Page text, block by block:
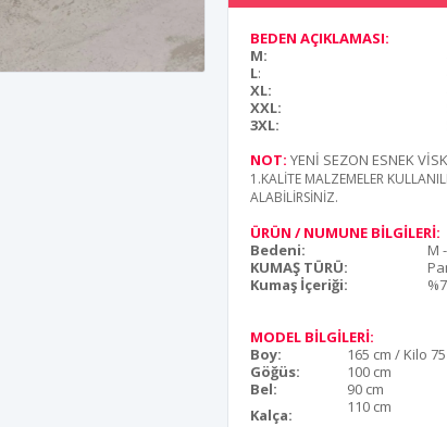
BEDEN AÇIKLAMASI:
M:
L:
XL:
XXL:
3XL:
NOT: YENİ SEZON ESNEK
1.KALİTE MALZEMELER
ALABİLİRSİNİZ.
ÜRÜN / NUMUNE BİLGİLERİ:
Bedeni:
M
KUMAŞ TÜRÜ:
Kumaş İçeriği:
MODEL BİLGİLERİ:
Boy:
165 cm / Kilo
Göğüs:
100 cm
Bel:
90 cm
Kalça:
110 cm